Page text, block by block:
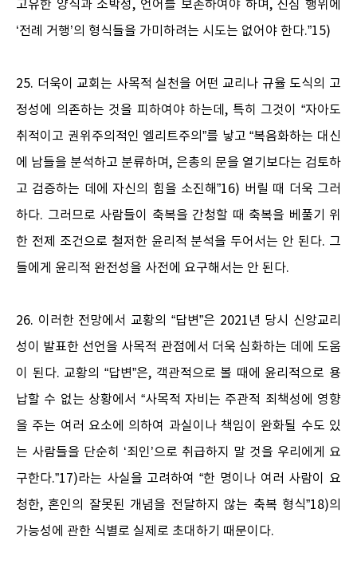
고유한 양식과 소박성, 언어를 보존하여야 하며, 신심 행위에
‘전례 거행’의 형식들을 가미하려는 시도는 없어야 한다.”15)
25. 더욱이 교회는 사목적 실천을 어떤 교리나 규율 도식의 고
정성에 의존하는 것을 피하여야 하는데, 특히 그것이 “자아도
취적이고 권위주의적인 엘리트주의”를 낳고 “복음화하는 대신
에 남들을 분석하고 분류하며, 은총의 문을 열기보다는 검토하
고 검증하는 데에 자신의 힘을 소진해”16) 버릴 때 더욱 그러
하다. 그러므로 사람들이 축복을 간청할 때 축복을 베풀기 위
한 전제 조건으로 철저한 윤리적 분석을 두어서는 안 된다. 그
들에게 윤리적 완전성을 사전에 요구해서는 안 된다.
26. 이러한 전망에서 교황의 “답변”은 2021년 당시 신앙교리
성이 발표한 선언을 사목적 관점에서 더욱 심화하는 데에 도움
이 된다. 교황의 “답변”은, 객관적으로 볼 때에 윤리적으로 용
납할 수 없는 상황에서 “사목적 자비는 주관적 죄책성에 영향
을 주는 여러 요소에 의하여 과실이나 책임이 완화될 수도 있
는 사람들을 단순히 ‘죄인’으로 취급하지 말 것을 우리에게 요
구한다.”17)라는 사실을 고려하여 “한 명이나 여러 사람이 요
청한, 혼인의 잘못된 개념을 전달하지 않는 축복 형식”18)의
가능성에 관한 식별로 실제로 초대하기 때문이다.